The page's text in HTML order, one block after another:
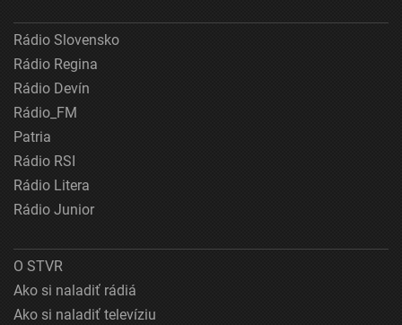
Rádio Slovensko
Rádio Regina
Rádio Devín
Rádio_FM
Patria
Rádio RSI
Rádio Litera
Rádio Junior
O STVR
Ako si naladiť rádiá
Ako si naladiť televíziu